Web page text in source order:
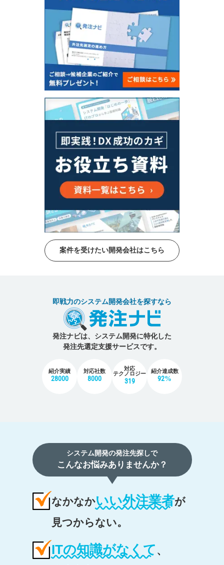
案件を受けたい開発会社はこちら
即戦力のシステム開発会社を探すなら
発注ナビは、システム開発に特化した
発注先選定支援サービスです。
紹介実績
28000
対応社数
8000
対応
テクノロジー
319
紹介達成数
92%
システム開発の発注先探しで
こんなお悩みありませんか？
なかなかいい外注業者が
見つからない。
ITの知識がなくて 、